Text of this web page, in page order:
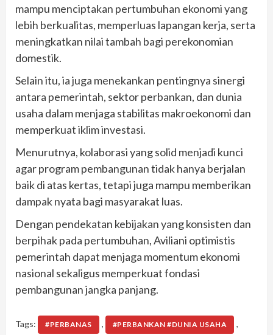
mampu menciptakan pertumbuhan ekonomi yang
lebih berkualitas, memperluas lapangan kerja, serta
meningkatkan nilai tambah bagi perekonomian
domestik.
Selain itu, ia juga menekankan pentingnya sinergi
antara pemerintah, sektor perbankan, dan dunia
usaha dalam menjaga stabilitas makroekonomi dan
memperkuat iklim investasi.
Menurutnya, kolaborasi yang solid menjadi kunci
agar program pembangunan tidak hanya berjalan
baik di atas kertas, tetapi juga mampu memberikan
dampak nyata bagi masyarakat luas.
Dengan pendekatan kebijakan yang konsisten dan
berpihak pada pertumbuhan, Aviliani optimistis
pemerintah dapat menjaga momentum ekonomi
nasional sekaligus memperkuat fondasi
pembangunan jangka panjang.
Tags: #PERBANAS , #PERBANKAN #DUNIA USAHA ,